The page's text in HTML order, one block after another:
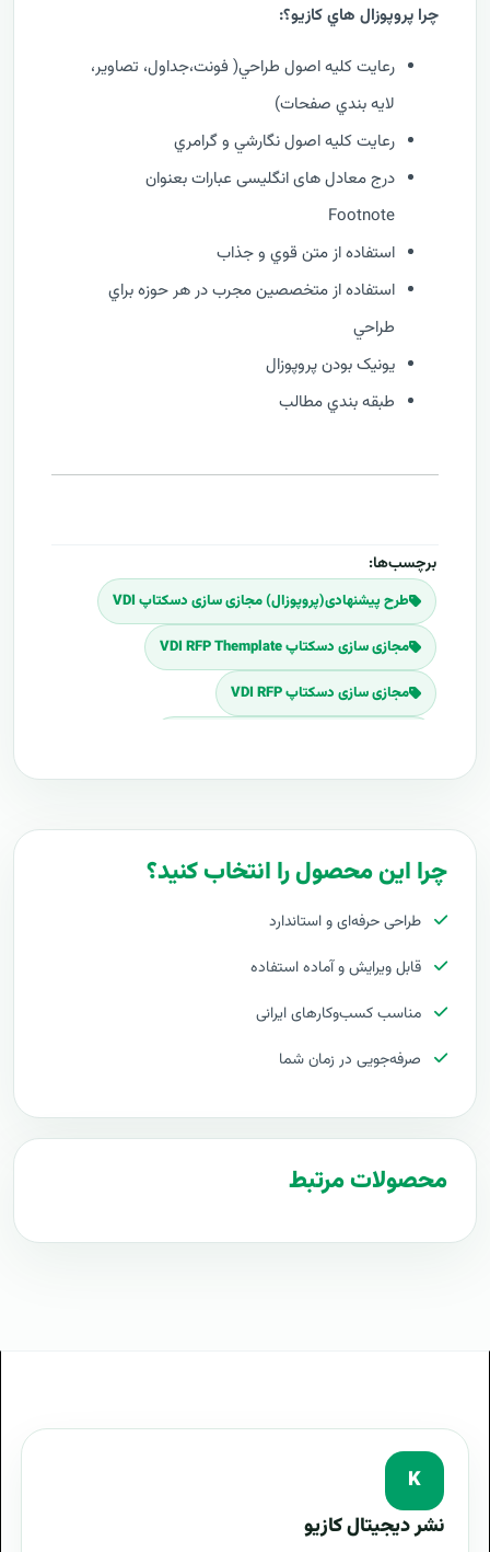
چرا پروپوزال هاي کازيو؟:
رعايت کليه اصول طراحي( فونت،جداول، تصاوير،
لايه بندي صفحات)
رعايت کليه اصول نگارشي و گرامري
درج معادل های انگلیسی عبارات بعنوان
Footnote
استفاده از متن قوي و جذاب
استفاده از متخصصين مجرب در هر حوزه براي
طراحي
يونيک بودن پروپوزال
طبقه بندي مطالب
برچسب‌ها:
طرح پیشنهادی(پروپوزال) مجازی سازی دسکتاپ VDI
مجازی سازی دسکتاپ VDI RFP Themplate
مجازی سازی دسکتاپ VDI RFP
برنامه پروپوزال مجازی سازی دسکتاپ VDI
پلان پروپوزال مجازی سازی دسکتاپ VDI
قیمت اجرای مجازی سازی دسکتاپ VDI
هزینه طراحی مجازی سازی دسکتاپ VDI
برآورد قیمت مجازی سازی دسکتاپ VDI
هزینه اجرای مجازی سازی دسکتاپ VDI
تعرفه های مجازی سازی دسکتاپ VDI
مراحل پیاده سازی مجازی سازی دسکتاپ VDI
طرح آماده مجازی سازی دسکتاپ VDI
پروپوزال مجازی سازی دسکتاپ VDI چیست
هدف از مجازی سازی دسکتاپ VDI
چرا این محصول را انتخاب کنید؟
طراحی حرفه‌ای و استاندارد
قابل ویرایش و آماده استفاده
مناسب کسب‌وکارهای ایرانی
صرفه‌جویی در زمان شما
محصولات مرتبط
K
نشر دیجیتال کازیو